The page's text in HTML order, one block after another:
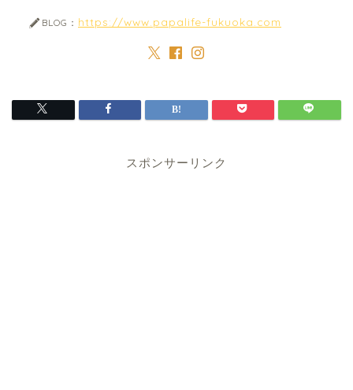
BLOG： https://www.papalife-fukuoka.com
スポンサーリンク